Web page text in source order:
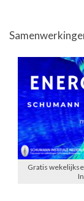
Gratis